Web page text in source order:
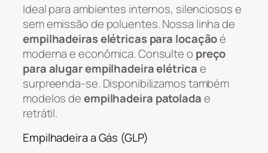
Ideal para ambientes internos, silenciosos e
sem emissão de poluentes. Nossa linha de
empilhadeiras elétricas para locaçãoé
moderna e econômica. Consulte o preço
para alugar empilhadeira elétricae
surpreenda-se. Disponibilizamos também
modelos deempilhadeira patoladae
retrátil.
Empilhadeira a Gás (GLP)